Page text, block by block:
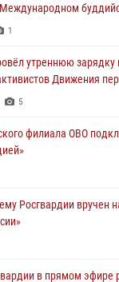
с автотранспортов
в Туве с начала года
подвела итоги
1
утреннюю зарядку
Движения
5
филиала ОВО
Росгвардии вручен
в прямом эфире